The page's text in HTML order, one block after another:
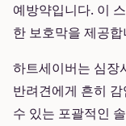
예방약입니다. 이
한 보호막을 제공합
하트세이버는 심장
반려견에게 흔히
수 있는 포괄적인